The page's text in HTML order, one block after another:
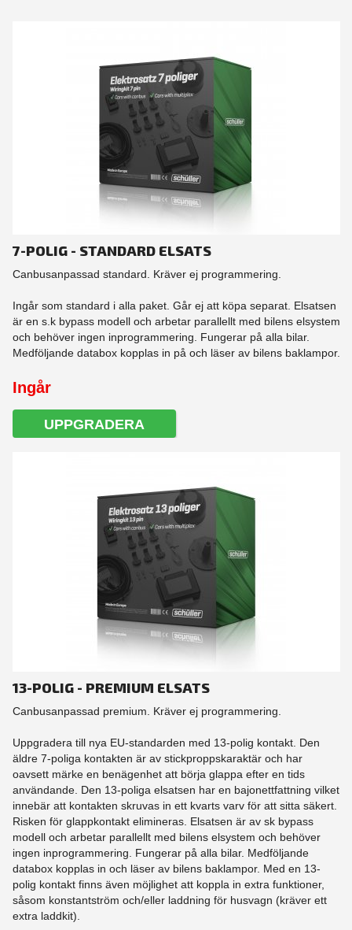
7-POLIG - STANDARD ELSATS
Canbusanpassad standard. Kräver ej programmering.
Ingår som standard i alla paket. Går ej att köpa separat. Elsatsen
är en s.k bypass modell och arbetar parallellt med bilens elsystem
och behöver ingen inprogrammering. Fungerar på alla bilar.
Medföljande databox kopplas in på och läser av bilens baklampor.
Ingår
UPPGRADERA
13-POLIG - PREMIUM ELSATS
Canbusanpassad premium. Kräver ej programmering.
Uppgradera till nya EU-standarden med 13-polig kontakt. Den
äldre 7-poliga kontakten är av stickproppskaraktär och har
oavsett märke en benägenhet att börja glappa efter en tids
användande. Den 13-poliga elsatsen har en bajonettfattning vilket
innebär att kontakten skruvas in ett kvarts varv för att sitta säkert.
Risken för glappkontakt elimineras. Elsatsen är av sk bypass
modell och arbetar parallellt med bilens elsystem och behöver
ingen inprogrammering. Fungerar på alla bilar. Medföljande
databox kopplas in och läser av bilens baklampor. Med en 13-
polig kontakt finns även möjlighet att koppla in extra funktioner,
såsom konstantström och/eller laddning för husvagn (kräver ett
extra laddkit).